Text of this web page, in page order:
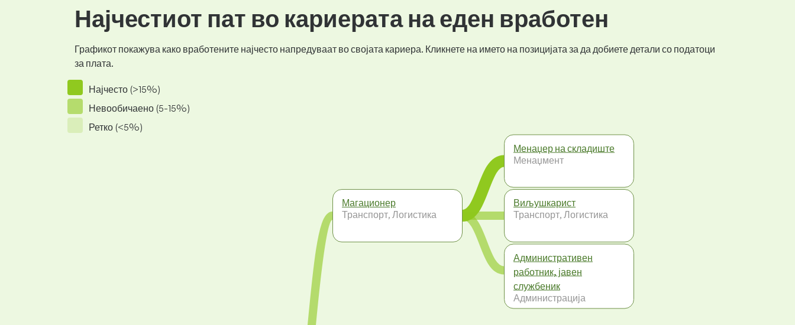
Најчестиот пат во кариерата на еден вработен
Графикот покажува како вработените најчесто напредуваат во својата кариера. Кликнете на името на позицијата за да добиете детали со податоци
за плата.
Најчесто (>15%)
Невообичаено (5-15%)
Ретко (<5%)
Магационер
Транспорт, Логистика
Менаџер на складиште
Менаџмент
Виљушкарист
Транспорт, Логистика
Административен
работник, јавен
службеник
Администрација